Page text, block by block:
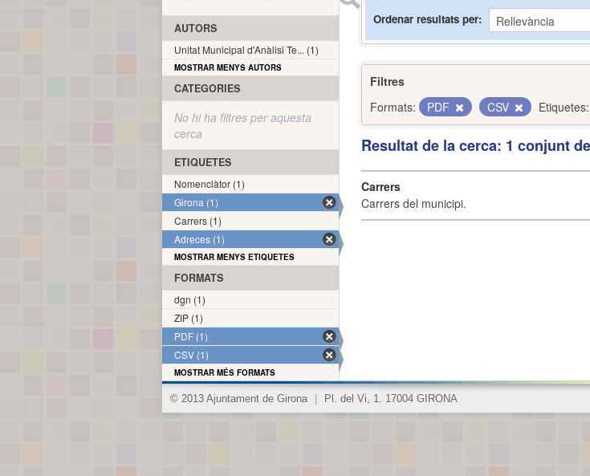
Ordenar resultats per
Filtres
Formats:
PDF CSV Etiquetes:
Resultat de la cerca: 1 conjunt
Carrers
Carrers del municipi.
AUTORS
Unitat Municipal d'Anàlisi Te... (1)
MOSTRAR MENYS AUTORS
CATEGORIES
No hi ha filtres per aquesta
cerca
ETIQUETES
Nomenclàtor (1)
Girona (1)
Carrers (1)
Adreces (1)
MOSTRAR MENYS ETIQUETES
FORMATS
dgn (1)
ZIP (1)
PDF (1)
CSV (1)
MOSTRAR MÉS FORMATS
© 2013 Ajuntament de Girona Pl. del Vi, 1. 17004 GIRONA